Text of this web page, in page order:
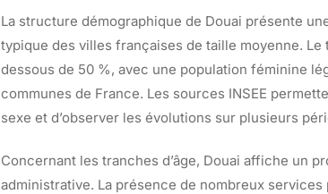
La structure démographique de Douai présente
typique des villes françaises de taille moyenne.
dessous de 50 %, avec une population féminine
communes de France. Les sources INSEE
sexe et d’observer les évolutions sur plusieurs
Concernant les tranches d’âge, Douai affiche un
administrative. La présence de nombreux services